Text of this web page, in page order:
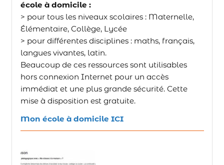
école à domicile :
> pour tous les niveaux scolaires : Maternelle,
Élémentaire, Collège, Lycée
> pour différentes disciplines : maths, français,
langues vivantes, latin.
Beaucoup de ces ressources sont utilisables
hors connexion Internet pour un accès
immédiat et une plus grande sécurité. Cette
mise à disposition est gratuite.
Mon école à domicile ICI